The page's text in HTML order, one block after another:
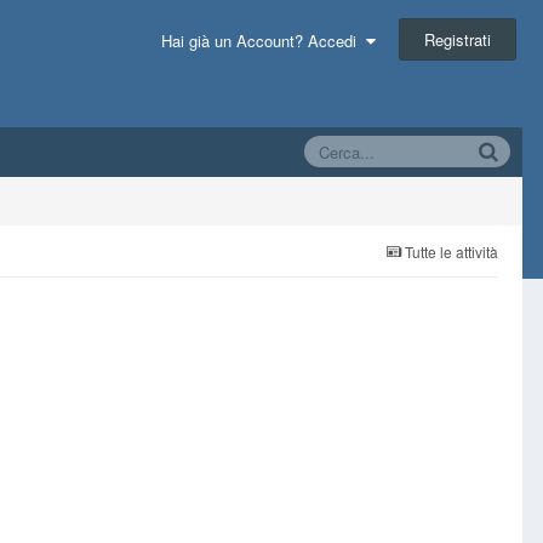
Hai già un Account? Accedi Registrati
Tutte le attività